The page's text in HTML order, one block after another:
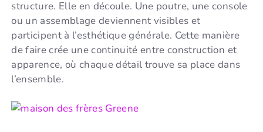
structure. Elle en découle. Une poutre, une console
ou un assemblage deviennent visibles et
participent à l’esthétique générale. Cette manière
de faire crée une continuité entre construction et
apparence, où chaque détail trouve sa place dans
l’ensemble.